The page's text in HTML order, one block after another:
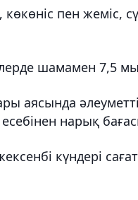
пен жеміс,
шамамен 7,5
аясында
есебінен нарық
күндері